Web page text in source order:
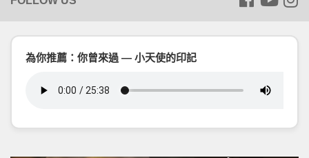
為你推薦：你曾來過 — 小天使的印記